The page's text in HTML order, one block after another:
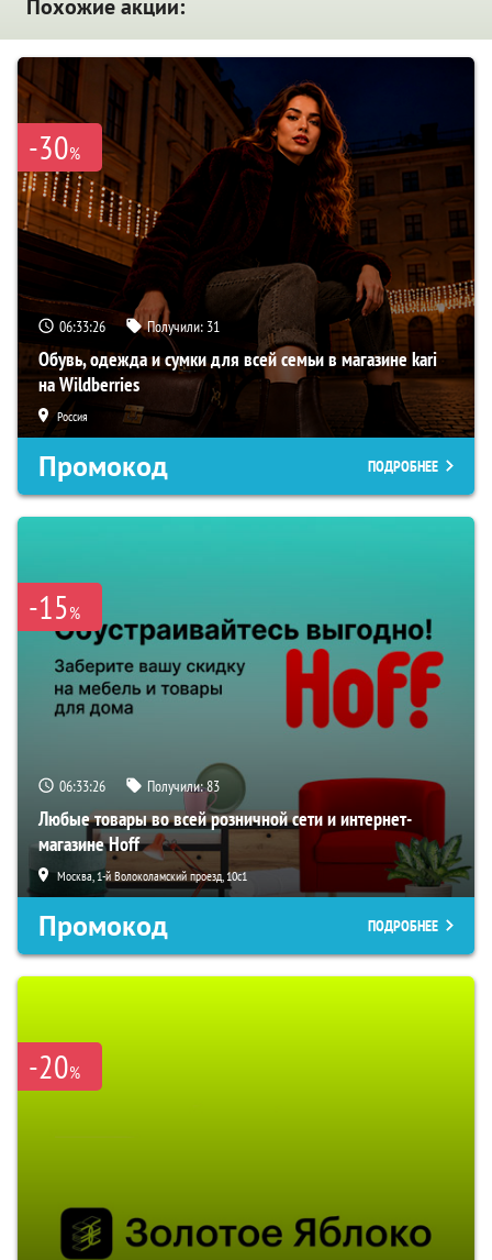
Похожие акции:
-30%
06:33:26 Получили: 31
Обувь, одежда и сумки для всей семьи в магазине kari
на Wildberries
Россия
Промокод ПОДРОБНЕЕ
-15%
06:33:26 Получили:83
Любые товары во всей розничной сети и интернет-
магазине Hoff
Москва, 1-й Волоколамский проезд, 10с1
Промокод ПОДРОБНЕЕ
-20%